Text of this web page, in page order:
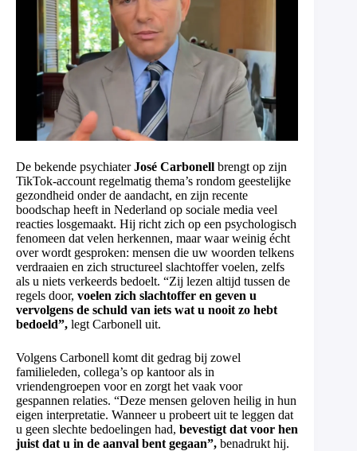
De bekende psychiaterJosé Carbonell brengt op zijn
TikTok-account regelmatig thema’s rondom geestelijke
gezondheid onder de aandacht, en zijn recente
boodschap heeft in Nederland op sociale media veel
reacties losgemaakt. Hij richt zich op een psychologisch
fenomeen dat velen herkennen, maar waar weinig écht
over wordt gesproken: mensen die uw woorden telkens
verdraaien en zich structureel slachtoffer voelen, zelfs
als u niets verkeerds bedoelt. “Zij lezen altijd tussen de
regels door, voelen zich slachtoffer en geven u
vervolgens de schuld van iets wat u nooit zo hebt
bedoeld”, legt Carbonell uit.
Volgens Carbonell komt dit gedrag bij zowel
familieleden, collega’s op kantoor als in
vriendengroepen voor en zorgt het vaak voor
gespannen relaties. “Deze mensen geloven heilig in hun
eigen interpretatie. Wanneer u probeert uit te leggen dat
u geen slechte bedoelingen had, bevestigt dat voor hen
juist dat u in de aanval bent gegaan”, benadrukt hij.